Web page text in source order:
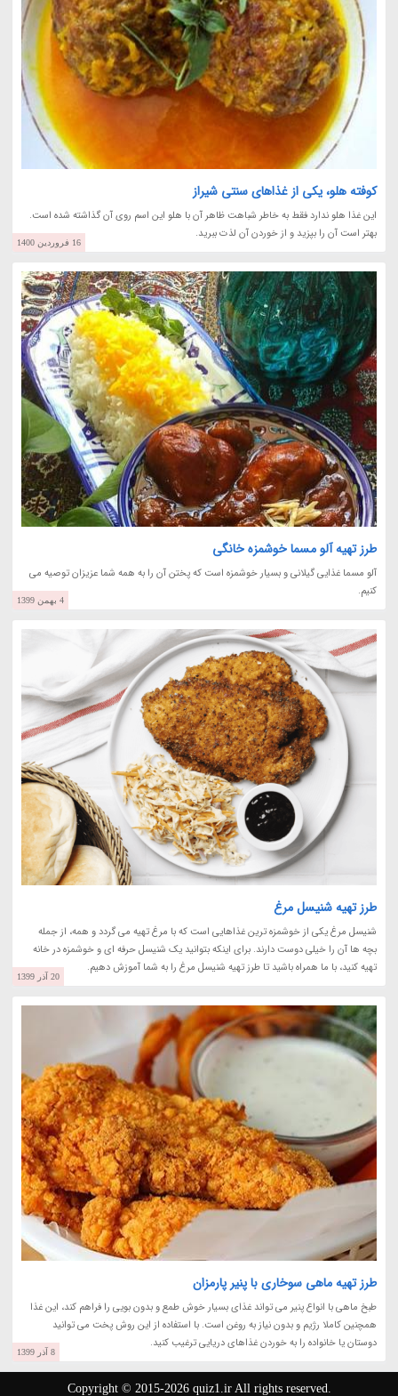
کوفته هلو، یکی از غذاهای سنتی شیراز
این غذا هلو ندارد فقط به خاطر شباهت ظاهر آن با هلو این اسم روی آن گذاشته شده است.
بهتر است آن را بپزید و از خوردن آن لذت ببرید.
16 فروردین 1400
طرز تهیه آلو مسما خوشمزه خانگی
آلو مسما غذایی گیلانی و بسیار خوشمزه است که پختن آن را به همه شما عزیزان توصیه می
کنیم.
4 بهمن 1399
طرز تهیه شنیسل مرغ
شنیسل مرغ یکی از خوشمزه ترین غذاهایی است که با مرغ تهیه می گردد و همه، از جمله
بچه ها آن را خیلی دوست دارند. برای اینکه بتوانید یک شنیسل حرفه ای و خوشمزه در خانه
تهیه کنید، با ما همراه باشید تا طرز تهیه شنیسل مرغ را به شما آموزش دهیم.
20 آذر 1399
طرز تهیه ماهی سوخاری با پنیر پارمزان
طبخ ماهی با انواع پنیر می تواند غذای بسیار خوش طمع و بدون بویی را فراهم کند، این غذا
همچنین کاملا رژیم و بدون نیاز به روغن است. با استفاده از این روش پخت می توانید
دوستان یا خانواده را به خوردن غذاهای دریایی ترغیب کنید.
8 آذر 1399
Copyright © 2015-2026 quiz1.ir All rights reserved.